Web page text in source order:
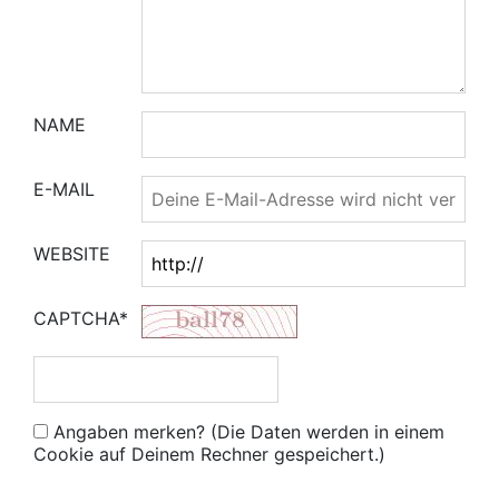
NAME
E-MAIL
WEBSITE
CAPTCHA*
Angaben merken? (Die Daten werden in einem
Cookie auf Deinem Rechner gespeichert.)